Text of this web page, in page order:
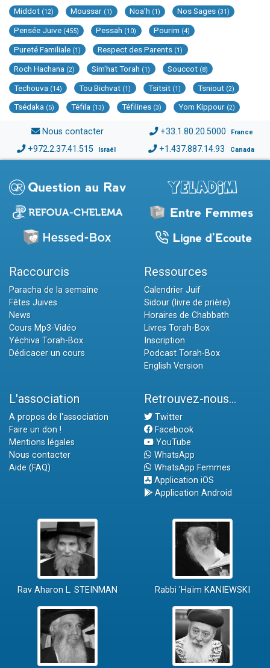
Middot (12) Moussar (1) Noa'h (1) Nos Sages (31)
Pensée Juive (455) Pessah (10) Pourim (4)
Pureté Familiale (1) Respect des Parents (1)
Roch Hachana (2) Sim'hat Torah (1) Souccot (8)
Techouva (14) Tou Bichvat (1) Tsitsit (1) Tsniout (2)
Tsédaka (5) Téfila (13) Téfilines (3) Yom Kippour (2)
Nous contacter +33.1.80.20.5000 France
+972.2.37.41.515 Israël +1.437.887.14.93 Canada
Raccourcis
Paracha de la semaine
Fêtes Juives
News
Cours Mp3-Vidéo
Yéchiva Torah-Box
Dédicacer un cours
Ressources
Calendrier Juif
Sidour (livre de prière)
Horaires de Chabbath
Livres Torah-Box
Inscription
Podcast Torah-Box
English Version
L'association
A propos de l'association
Faire un don !
Mentions légales
Nous contacter
Aide (FAQ)
Retrouvez-nous...
Twitter
Facebook
YouTube
WhatsApp
WhatsApp Femmes
Application iOS
Application Android
Rav Aharon L. STEINMAN Rabbi 'Haïm KANIEWSKI